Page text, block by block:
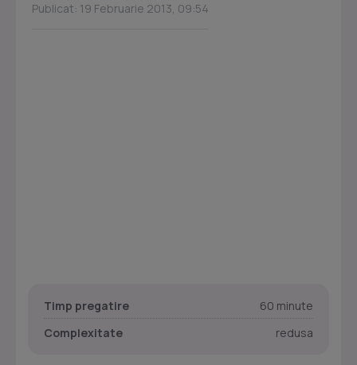
Publicat: 19 Februarie 2013, 09:54
Timp pregatire
60 minute
Complexitate
redusa